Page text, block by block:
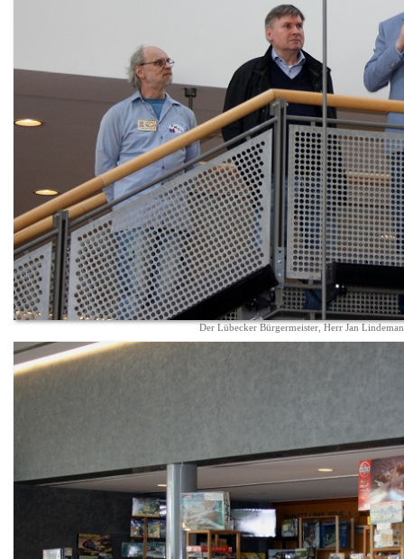
Der Lübecker Bürgermeister, Herr Jan